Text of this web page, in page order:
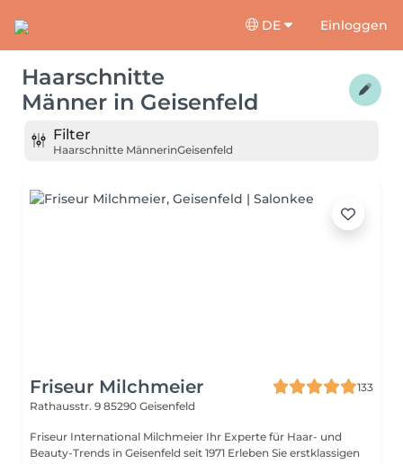
DE Einloggen
Haarschnitte
Männer in Geisenfeld
Filter
Haarschnitte MännerinGeisenfeld
Friseur Milchmeier
133
Rathausstr. 9 85290 Geisenfeld
Friseur International Milchmeier Ihr Experte für Haar- und
Beauty-Trends in Geisenfeld seit 1971 Erleben Sie erstklassigen